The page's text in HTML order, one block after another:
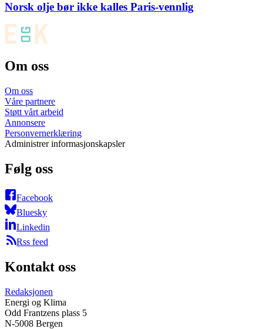
Norsk olje bør ikke kalles Paris-vennlig
Om oss
Om oss
Våre partnere
Støtt vårt arbeid
Annonsere
Personvernerklæring
Administrer informasjonskapsler
Følg oss
Facebook
Bluesky
Linkedin
Rss feed
Kontakt oss
Redaksjonen
Energi og Klima
Odd Frantzens plass 5
N-5008 Bergen